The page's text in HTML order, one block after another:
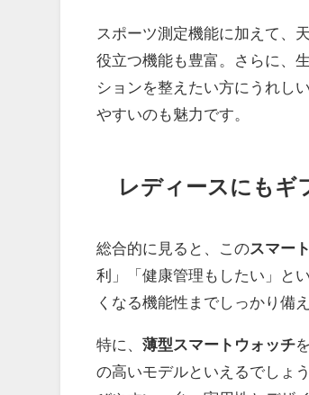
スポーツ測定機能に加えて、
役立つ機能も豊富。さらに、
ションを整えたい方にうれし
やすいのも魅力です。
レディースにもギ
総合的に見ると、このスマー
利」「健康管理もしたい」と
くなる機能性までしっかり備
特に、薄型スマートウォッチ
の高いモデルといえるでしょ